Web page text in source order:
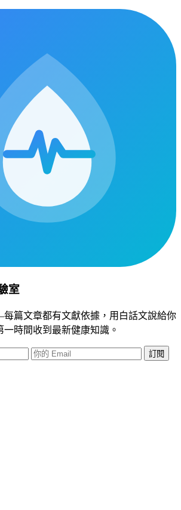
室
篇文章都有文獻依據，用白話文說給你
時間收到最新健康知識。
訂閱